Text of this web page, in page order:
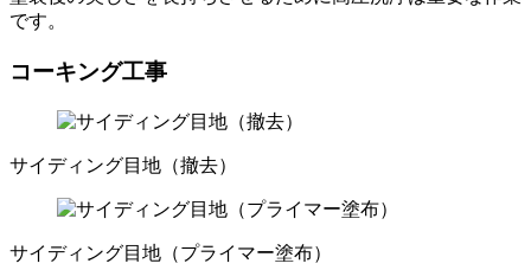
です。
コーキング工事
サイディング目地（撤去）
サイディング目地（プライマー塗布）